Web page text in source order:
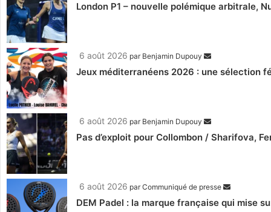
London P1 – nouvelle polémique arbitrale,
6 août 2026 par Benjamin Dupouy
Jeux méditerranéens 2026 : une sélection
6 août 2026 par Benjamin Dupouy
Pas d’exploit pour Collombon / Sharifova,
6 août 2026 parCommuniqué de presse
DEM Padel : la marque française qui mise